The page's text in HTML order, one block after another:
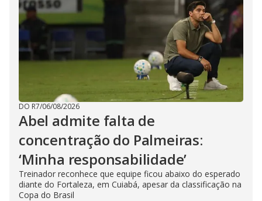
DO R7/06/08/2026
Abel admite falta de
concentração do Palmeiras:
‘Minha responsabilidade’
Treinador reconhece que equipe ficou abaixo do esperado
diante do Fortaleza, em Cuiabá, apesar da classificação na
Copa do Brasil